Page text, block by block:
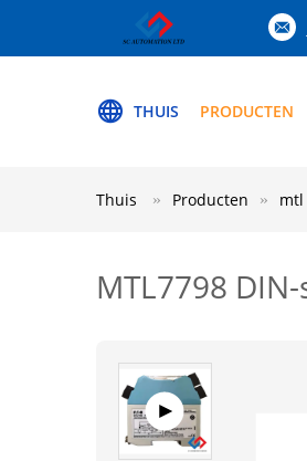
THUIS PRODUCTEN
Thuis Producten
MTL7798